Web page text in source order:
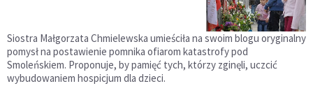
Siostra Małgorzata Chmielewska umieściła na swoim blogu oryginalny
pomysł na postawienie pomnika ofiarom katastrofy pod
Smoleńskiem. Proponuje, by pamięć tych, którzy zginęli, uczcić
wybudowaniem hospicjum dla dzieci.